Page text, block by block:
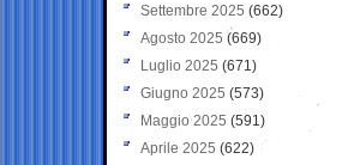
Settembre 2025 (662)
Agosto 2025 (669)
Luglio 2025 (671)
Giugno 2025 (573)
Maggio 2025 (591)
Aprile 2025 (622)